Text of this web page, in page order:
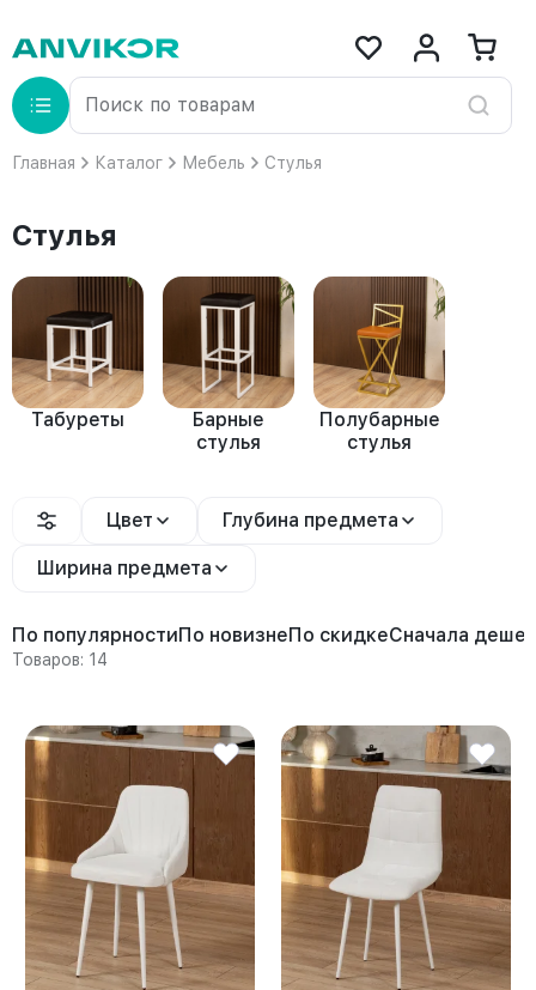
Главная Каталог Мебель Стулья
Стулья
Табуреты
Барные
стулья
Полубарные
стулья
Цвет Глубина предмета
Ширина предмета
По популярностиПо новизнеПо скидкеСначала
Товаров: 14